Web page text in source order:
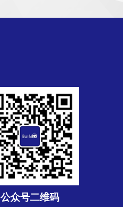
公众号二维码